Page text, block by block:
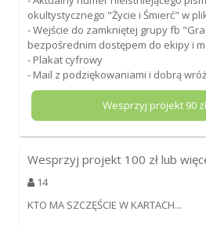
okultystycznego "Życie i Śmierć" w
- Wejście do zamkniętej grupy fb
bezpośrednim dostępem do ekipy i
- Plakat cyfrowy
- Mail z podziękowaniami i dobrą
Wesprzyj projekt 90
Wesprzyj projekt 100 zł lub
14
KTO MA SZCZĘŚCIE W KARTACH...